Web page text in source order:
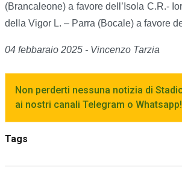
(Brancaleone) a favore dell’Isola C.R.-
della Vigor L. – Parra (Bocale) a favore
04 febbaraio 2025 - Vincenzo Tarzia
Non perderti nessuna notizia di
ai nostri canali Telegram o Whatsapp!
Tags